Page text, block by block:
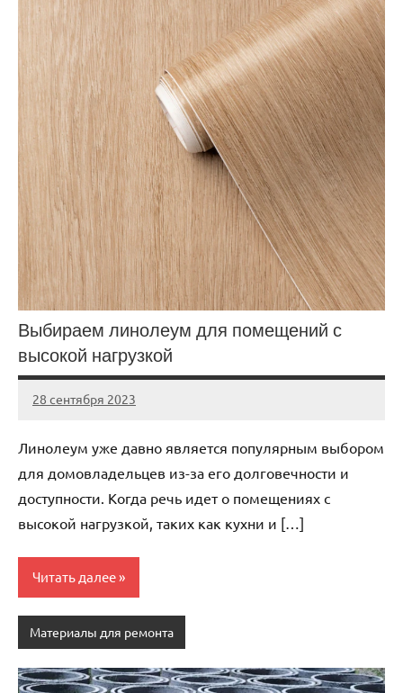
Выбираем линолеум для помещений с
высокой нагрузкой
28 сентября 2023
Avtor
Нет
Линолеум уже давно является популярным выбором
для домовладельцев из-за его долговечности и
доступности. Когда речь идет о помещениях с
высокой нагрузкой, таких как кухни и […]
Читать далее
Материалы для ремонта